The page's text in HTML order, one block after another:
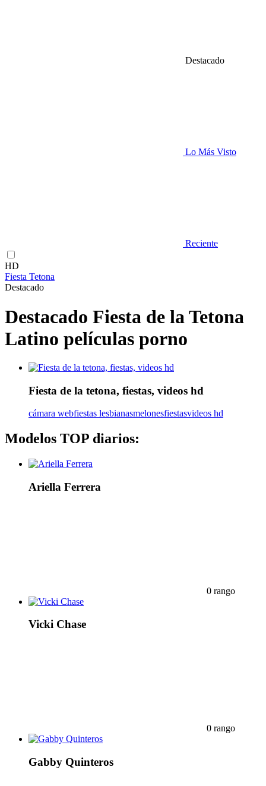
Destacado
Lo Más Visto
Reciente
HD
Fiesta Tetona
Destacado
Destacado Fiesta de la Tetona
Latino películas porno
Fiesta de la tetona, fiestas, videos hd
cámara webfiestas lesbianasmelonesfiestasvideos hd
Modelos TOP diarios:
Ariella Ferrera
0 rango
Vicki Chase
0 rango
Gabby Quinteros